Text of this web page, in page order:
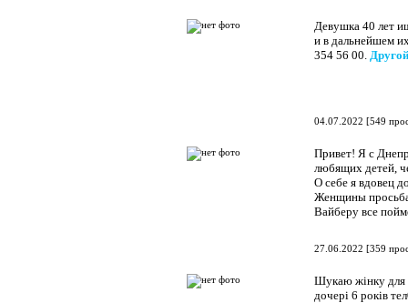
Девушка 40 лет
и в дальнейшем
354 56 00.
04.07.2022 [549
Привет! Я с
любящих детей,
О себе я вдовец
Женщины просьба
Вайберу все
27.06.2022 [359
Шукаю жінку для
дочері 6 років